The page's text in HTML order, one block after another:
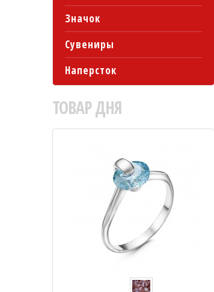
Значок
Сувениры
Наперсток
ТОВАРДНЯ